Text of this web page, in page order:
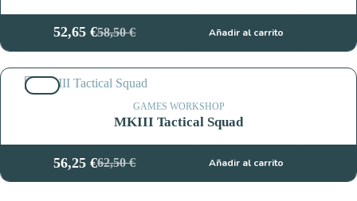
58,50€
El
precio
original
era:
58,50 €.
52,65€El
precio
actual
es:
52,65 €.
Añadir al carrito
GAMES WORKSHOP
MKIII Tactical Squad
62,50€
El
precio
56,25€El
precio
Añadir al carrito